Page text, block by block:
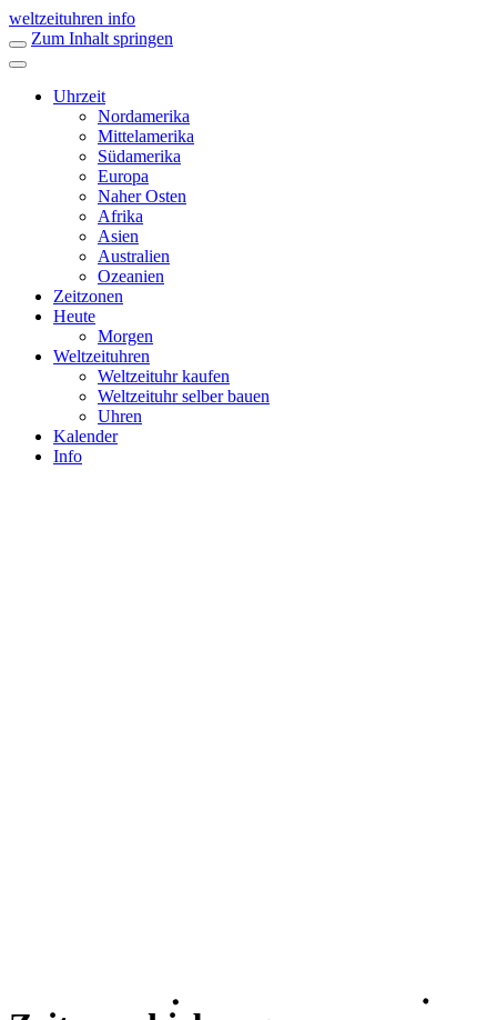
weltzeituhren info
Zum Inhalt springen
Uhrzeit
Nordamerika
Mittelamerika
Südamerika
Europa
Naher Osten
Afrika
Asien
Australien
Ozeanien
Zeitzonen
Heute
Morgen
Weltzeituhren
Weltzeituhr kaufen
Weltzeituhr selber bauen
Uhren
Kalender
Info